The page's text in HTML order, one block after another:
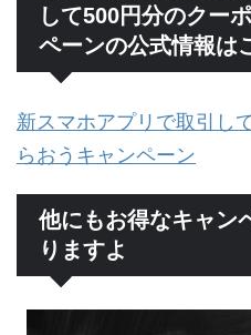
して500円分のクー
ペーンの公式情報は
新スマホアプリで取引し
らおうキャンペーン
他にもお得なキャン
りますよ